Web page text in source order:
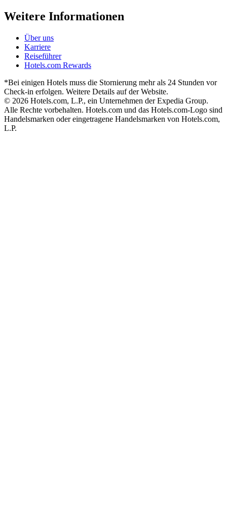
Weitere Informationen
Über uns
Karriere
Reiseführer
Hotels.com Rewards
*Bei einigen Hotels muss die Stornierung mehr als 24 Stunden vor
Check-in erfolgen. Weitere Details auf der Website.
© 2026 Hotels.com, L.P., ein Unternehmen der Expedia Group.
Alle Rechte vorbehalten. Hotels.com und das Hotels.com-Logo sind
Handelsmarken oder eingetragene Handelsmarken von Hotels.com,
L.P.